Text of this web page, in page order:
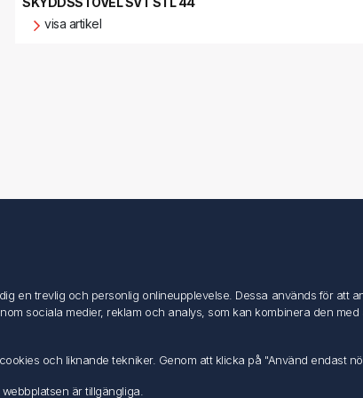
visa artikel
Mina ordrar
en trevlig och personlig onlineupplevelse. Dessa används för att
sociala medier, reklam och analys, som kan kombinera den
och liknande tekniker. Genom att klicka på "Använd endast
är tillgängliga.